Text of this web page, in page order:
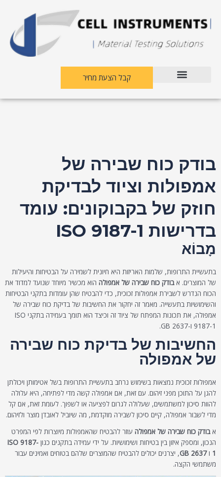
קבל הצעת מחיר
בודק כוח שבירה של
אמפולות וציוד לבדיקת
חוזק של בקבוקונים: עומד
בדרישות ISO 9187-1
מָבוֹא
בתעשיית התרופות, שלמות האריזות היא חיונית לשמירה על הבטיחות והיעילות
של המוצרים. אבודק כוח שבירה של אמפולה הוא מכשיר מיוחד שנועד למדוד את
הכוח הנדרש לשבירת אמפולות זכוכית, כדי להבטיח שהן עומדות בתקני הבטיחות
והשימושיות בתעשייה. מאמר זה יחקור את החשיבות של בדיקת כוח שבירה של
אמפולה, את תכונות המפתח של ציוד זה וכיצד הוא תומך בעמידה בתקני ISO
9187-1 ו-GB 2637.
החשיבות של בדיקת כוח שבירה
של אמפולה
אמפולות זכוכית נמצאות בשימוש נרחב בתעשיית התרופות בשל אטימותן ויכולתן
להגן על התוכן מפני זיהום. עם זאת, אם אמפולה קשה מדי לפתיחה, היא עלולה
להוות סיכון למשתמשים, שעלולה לגרום לפציעה או לשפוך. לעומת זאת, אם קל
מדי לשבור אמפולה, קיים סיכון לשבירה מוקדמת, מה שיוביל לאובדן מוצר ולזיהום.
אבודק כוח שבירה של אמפולה עוזר להבטיח שהאמפולות מיוצרות לפי המפרט
הנכון, ומספק איזון בין בטיחות ושימושיות. על ידי עמידה בתקנים כגון ISO 9187-
1 וGB 2637, יצרנים יכולים להבטיח שהמוצרים שלהם בטוחים ואמינים עבור
משתמשי הקצה.